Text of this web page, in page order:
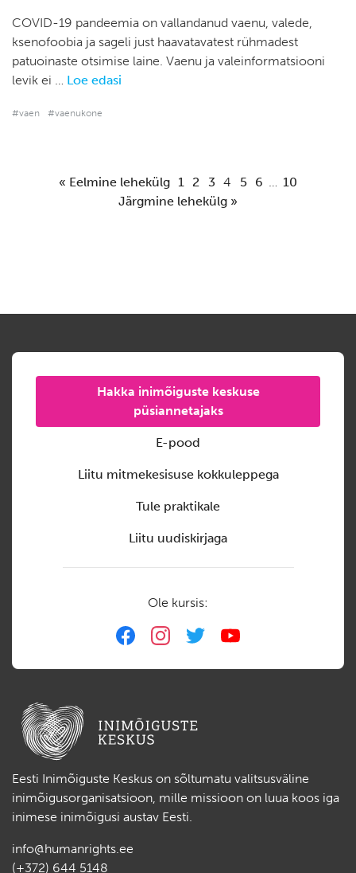
COVID-19 pandeemia on vallandanud vaenu, valede,
ksenofoobia ja sageli just haavatavatest rühmadest
patuoinaste otsimise laine. Vaenu ja valeinformatsiooni
levik ei … Loe edasi
#vaen #vaenukone
« Eelmine lehekülg 1 2 3 4 5 6 … 10
Järgmine lehekülg »
Hakka inimõiguste keskuse
püsiannetajaks
E-pood
Liitu mitmekesisuse kokkuleppega
Tule praktikale
Liitu uudiskirjaga
Ole kursis:
Eesti Inimõiguste Keskus on sõltumatu valitsusväline
inimõigusorganisatsioon, mille missioon on luua koos iga
inimese inimõigusi austav Eesti.
info@humanrights.ee
(+372) 644 5148